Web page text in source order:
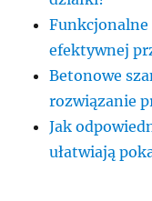
Funkcjonalne
efektywnej
Betonowe
rozwiązanie
Jak
ułatwiają